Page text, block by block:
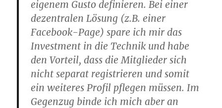
eigenem Gusto definieren. Bei einer
dezentralen Lösung (z.B. einer
Facebook-Page) spare ich mir das
Investment in die Technik und habe
den Vorteil, dass die Mitglieder sich
nicht separat registrieren und somit
ein weiteres Profil pflegen müssen. Im
Gegenzug binde ich mich aber an